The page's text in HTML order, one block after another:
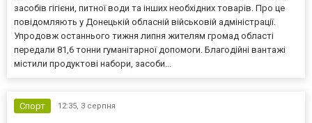
засобів гігієни, питної води та інших необхідних товарів. Про це
повідомляють у Донецькій обласній військовій адміністрації.
Упродовж останнього тижня липня жителям громад області
передали 81,6 тонни гуманітарної допомоги. Благодійні вантажі
містили продуктові набори, засоби...
Спорт 12:35, 3 серпня